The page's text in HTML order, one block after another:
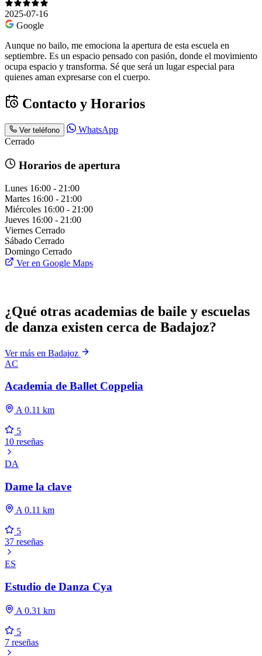
2025-07-16
Google
Aunque no bailo, me emociona la apertura de esta escuela en
septiembre. Es un espacio pensado con pasión, donde el movimiento
ocupa espacio y transforma. Sé que será un lugar especial para
quienes aman expresarse con el cuerpo.
Contacto y Horarios
Ver teléfono
WhatsApp
Cerrado
Horarios de apertura
Lunes 16:00 - 21:00
Martes 16:00 - 21:00
Miércoles 16:00 - 21:00
Jueves 16:00 - 21:00
Viernes Cerrado
Sábado Cerrado
Domingo Cerrado
Ver en Google Maps
¿Qué otras academias de baile y escuelas
de danza existen cerca de Badajoz?
Ver más en Badajoz
AC
Academia de Ballet Coppelia
A 0.11 km
5
10 reseñas
DA
Dame la clave
A 0.11 km
5
37 reseñas
ES
Estudio de Danza Cya
A 0.31 km
5
7 reseñas